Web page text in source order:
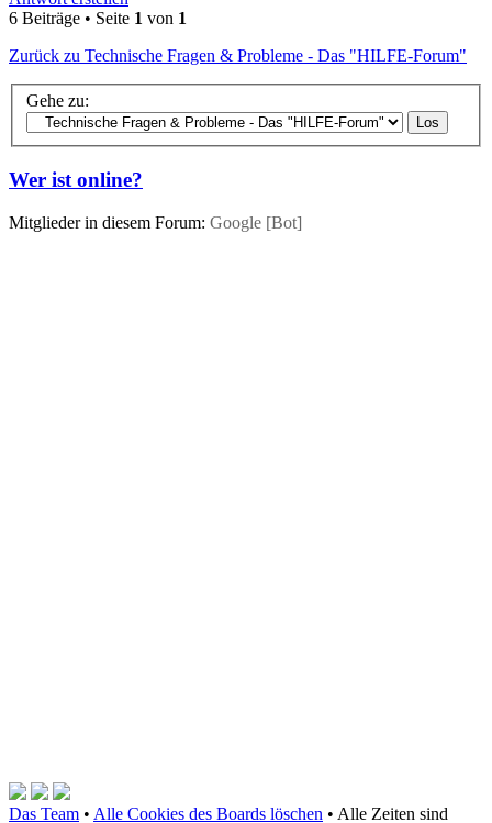
6 Beiträge • Seite 1 von 1
Zurück zu Technische Fragen & Probleme - Das "HILFE-Forum"
Gehe zu:
Wer ist online?
Mitglieder in diesem Forum: Google [Bot]
Das Team • Alle Cookies des Boards löschen • Alle Zeiten sind